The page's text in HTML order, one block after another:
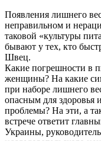
Появления лишнего
неправильном и
таковой «культуры
бывают у тех, кто
Швец.
Какие погрешности в
женщины? На какие
при наборе лишнего
опасным для здоровья
проблемы? На эти, а
встрече ответит
Украины,